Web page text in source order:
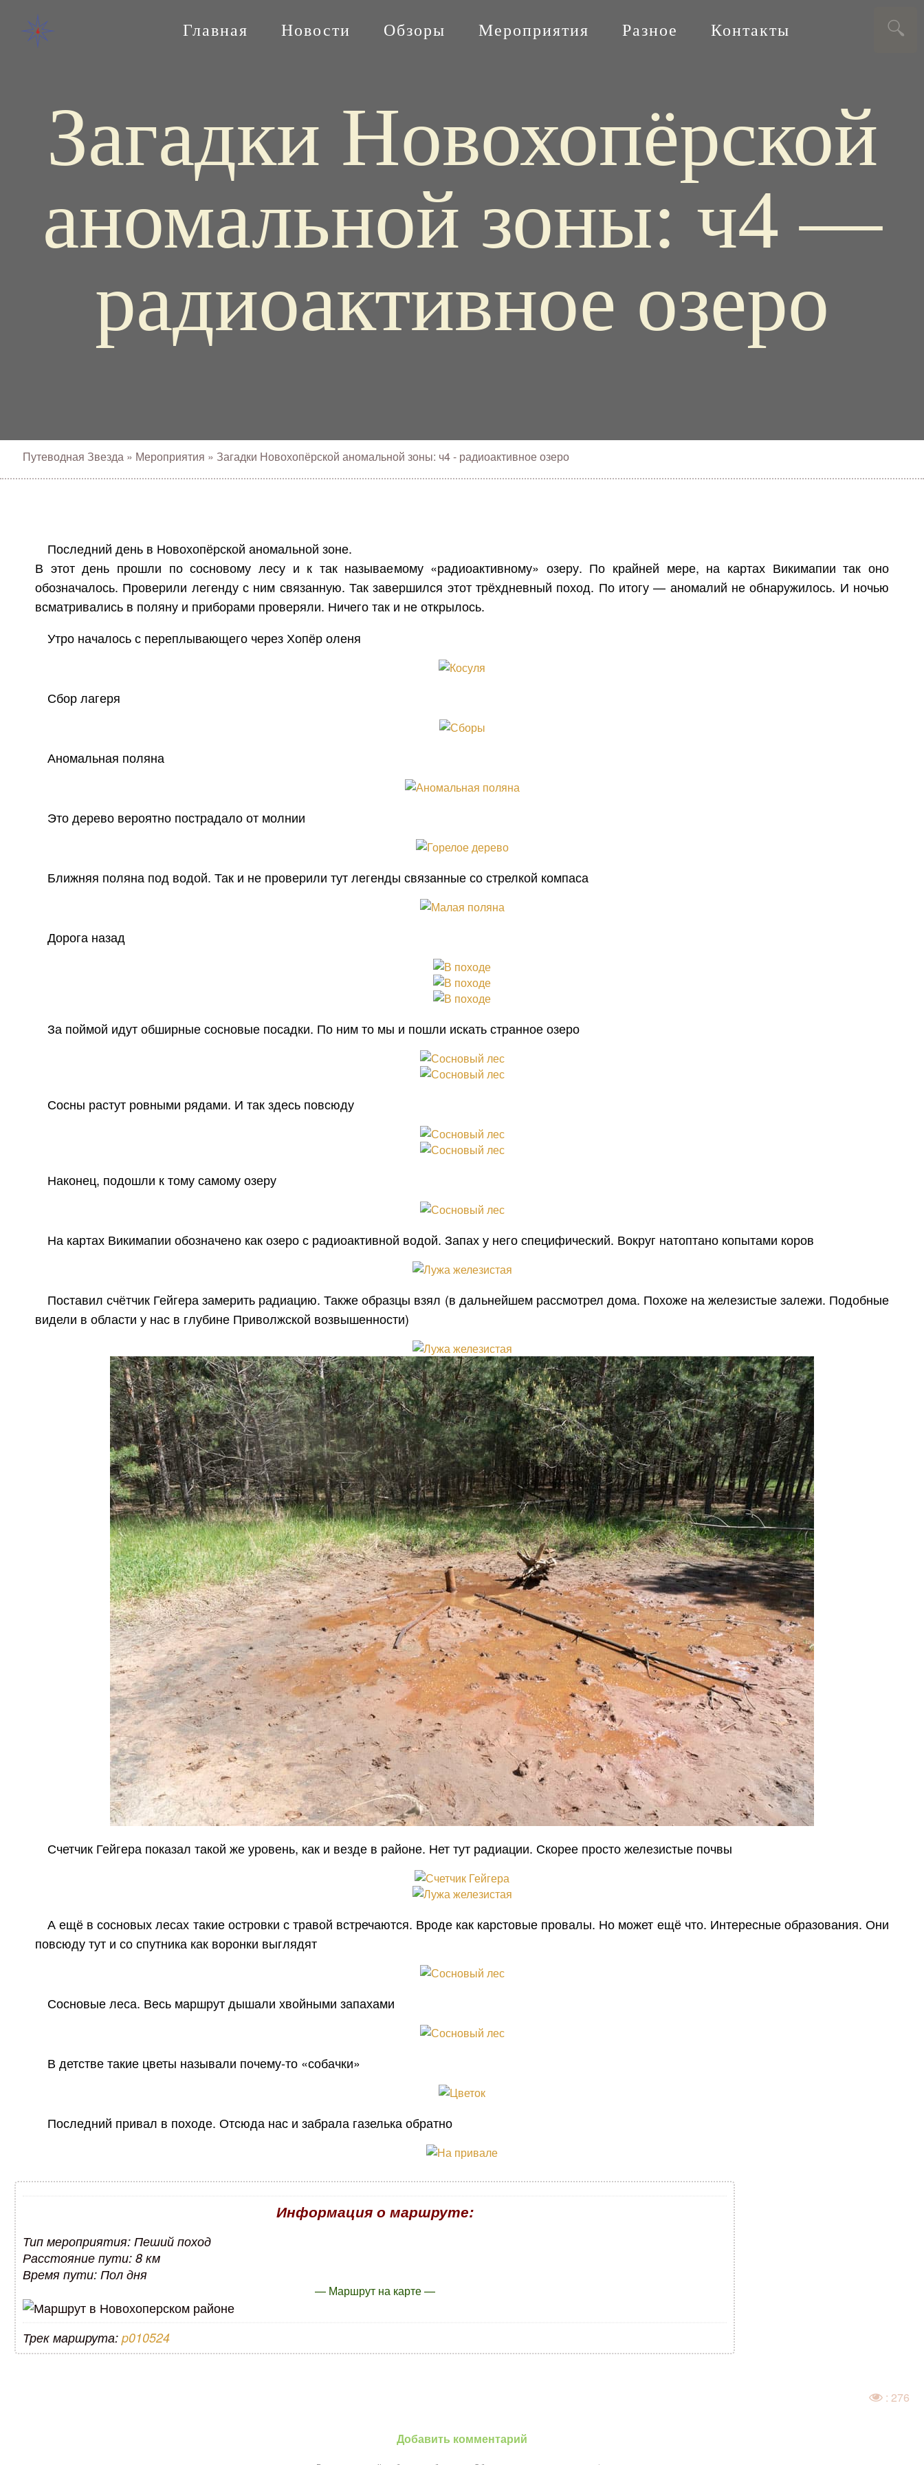
Главная Новости Обзоры Мероприятия Разное Контакты
Загадки Новохопёрской
аномальной зоны: ч4 —
радиоактивное озеро
Путеводная Звезда » Мероприятия » Загадки Новохопёрской аномальной зоны: ч4 - радиоактивное озеро
Последний день в Новохопёрской аномальной зоне.
В этот день прошли по сосновому лесу и к так называемому «радиоактивному» озеру. По крайней мере, на картах Викимапии так оно
обозначалось. Проверили легенду с ним связанную. Так завершился этот трёхдневный поход. По итогу — аномалий не обнаружилось. И ночью
всматривались в поляну и приборами проверяли. Ничего так и не открылось.
Утро началось с переплывающего через Хопёр оленя
Сбор лагеря
Аномальная поляна
Это дерево вероятно пострадало от молнии
Ближняя поляна под водой. Так и не проверили тут легенды связанные со стрелкой компаса
Дорога назад
За поймой идут обширные сосновые посадки. По ним то мы и пошли искать странное озеро
Сосны растут ровными рядами. И так здесь повсюду
Наконец, подошли к тому самому озеру
На картах Викимапии обозначено как озеро с радиоактивной водой. Запах у него специфический. Вокруг натоптано копытами коров
Поставил счётчик Гейгера замерить радиацию. Также образцы взял (в дальнейшем рассмотрел дома. Похоже на железистые залежи. Подобные
видели в области у нас в глубине Приволжской возвышенности)
Счетчик Гейгера показал такой же уровень, как и везде в районе. Нет тут радиации. Скорее просто железистые почвы
А ещё в сосновых лесах такие островки с травой встречаются. Вроде как карстовые провалы. Но может ещё что. Интересные образования. Они
повсюду тут и со спутника как воронки выглядят
Сосновые леса. Весь маршрут дышали хвойными запахами
В детстве такие цветы называли почему-то «собачки»
Последний привал в походе. Отсюда нас и забрала газелька обратно
Информация о маршруте:
Тип мероприятия: Пеший поход
Расстояние пути: 8 км
Время пути: Пол дня
— Маршрут на карте —
Трек маршрута: p010524
: 276
Добавить комментарий